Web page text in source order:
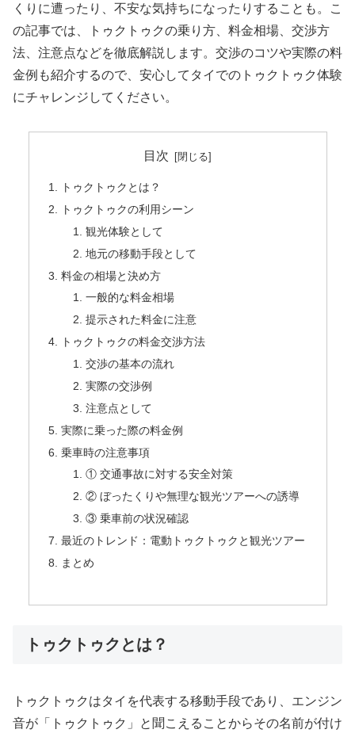
くりに遭ったり、不安な気持ちになったりすることも。こ
の記事では、トゥクトゥクの乗り方、料金相場、交渉方
法、注意点などを徹底解説します。交渉のコツや実際の料
金例も紹介するので、安心してタイでのトゥクトゥク体験
にチャレンジしてください。
目次
トゥクトゥクとは？
トゥクトゥクの利用シーン
観光体験として
地元の移動手段として
料金の相場と決め方
一般的な料金相場
提示された料金に注意
トゥクトゥクの料金交渉方法
交渉の基本の流れ
実際の交渉例
注意点として
実際に乗った際の料金例
乗車時の注意事項
① 交通事故に対する安全対策
② ぼったくりや無理な観光ツアーへの誘導
③ 乗車前の状況確認
最近のトレンド：電動トゥクトゥクと観光ツアー
まとめ
トゥクトゥクとは？
トゥクトゥクはタイを代表する移動手段であり、エンジン
音が「トゥクトゥク」と聞こえることからその名前が付け